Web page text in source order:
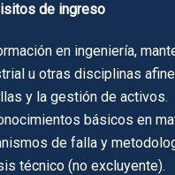
de ingreso
en ingeniería,
u otras disciplinas
y la gestión de activos.
básicos en
de falla y
técnico (no excluyente).